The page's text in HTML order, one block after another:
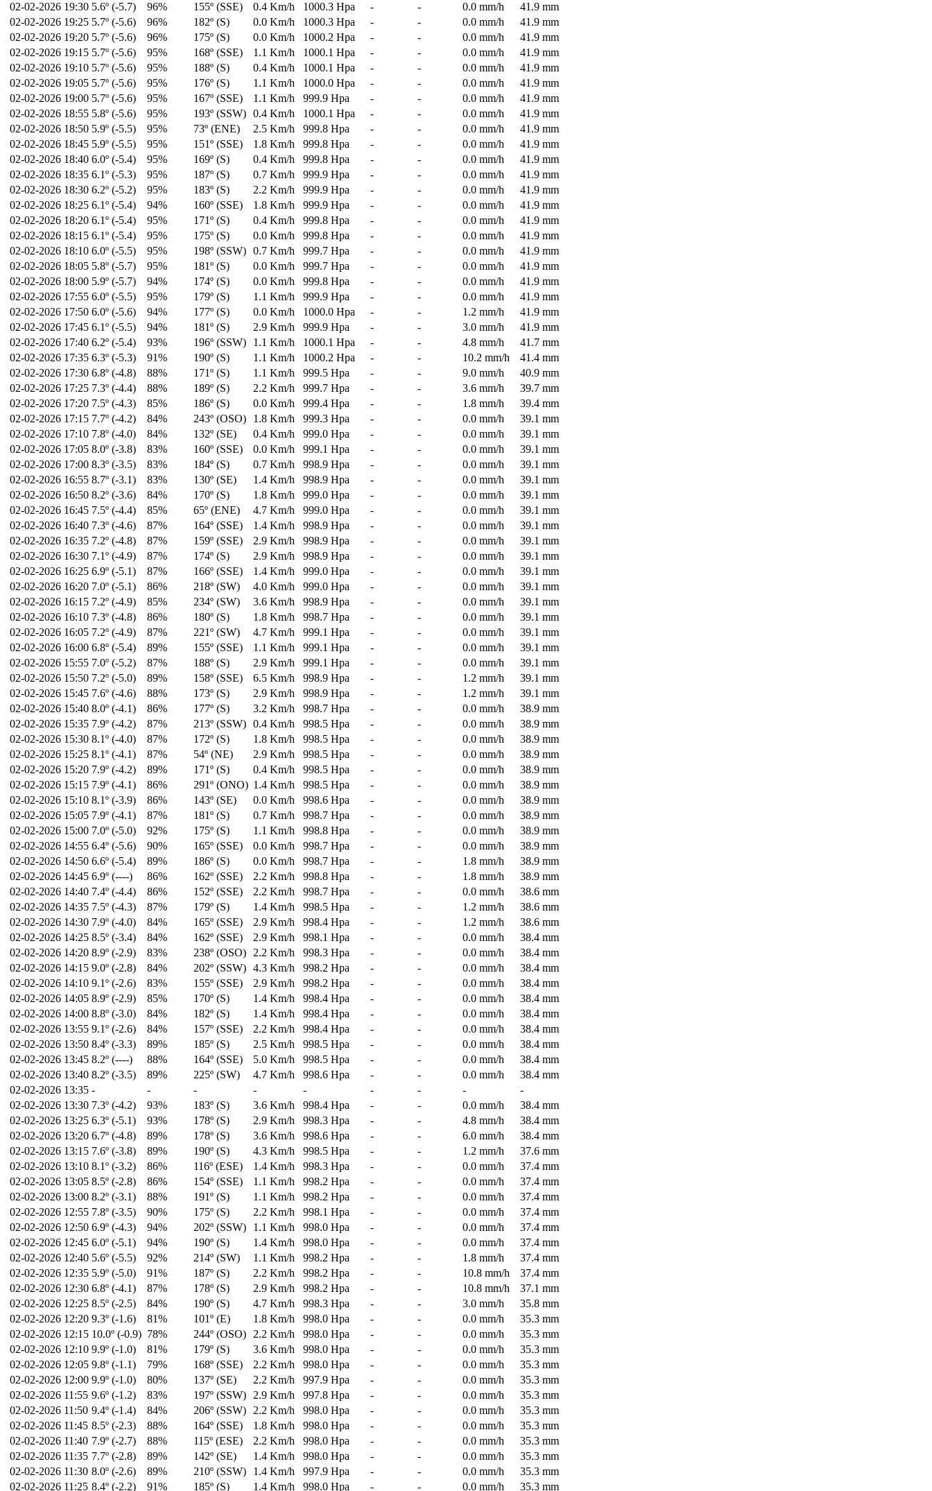
02-02-2026 19:30 5.6º (-5.7) 96% 155º (SSE) 0.4 Km/h 1000.3 Hpa - - 0.0 mm/h
41.9 mm
02-02-2026 19:25 5.7º (-5.6) 96% 182º (S) 0.0 Km/h 1000.3 Hpa - - 0.0 mm/h
41.9 mm
02-02-2026 19:20 5.7º (-5.6) 96% 175º (S) 0.0 Km/h 1000.2 Hpa - - 0.0 mm/h
41.9 mm
02-02-2026 19:15 5.7º (-5.6) 95% 168º (SSE) 1.1 Km/h 1000.1 Hpa - - 0.0 mm/h
41.9 mm
02-02-2026 19:10 5.7º (-5.6) 95% 188º (S) 0.4 Km/h 1000.1 Hpa - - 0.0 mm/h
41.9 mm
02-02-2026 19:05 5.7º (-5.6) 95% 176º (S) 1.1 Km/h 1000.0 Hpa - - 0.0 mm/h
41.9 mm
02-02-2026 19:00 5.7º (-5.6) 95% 167º (SSE) 1.1 Km/h 999.9 Hpa - - 0.0 mm/h
41.9 mm
02-02-2026 18:55 5.8º (-5.6) 95% 193º (SSW) 0.4 Km/h 1000.1 Hpa - - 0.0 mm/h
41.9 mm
02-02-2026 18:50 5.9º (-5.5) 95% 73º (ENE) 2.5 Km/h 999.8 Hpa - - 0.0 mm/h
41.9 mm
02-02-2026 18:45 5.9º (-5.5) 95% 151º (SSE) 1.8 Km/h 999.8 Hpa - - 0.0 mm/h
41.9 mm
02-02-2026 18:40 6.0º (-5.4) 95% 169º (S) 0.4 Km/h 999.8 Hpa - - 0.0 mm/h
41.9 mm
02-02-2026 18:35 6.1º (-5.3) 95% 187º (S) 0.7 Km/h 999.9 Hpa - - 0.0 mm/h
41.9 mm
02-02-2026 18:30 6.2º (-5.2) 95% 183º (S) 2.2 Km/h 999.9 Hpa - - 0.0 mm/h
41.9 mm
02-02-2026 18:25 6.1º (-5.4) 94% 160º (SSE) 1.8 Km/h 999.9 Hpa - - 0.0 mm/h
41.9 mm
02-02-2026 18:20 6.1º (-5.4) 95% 171º (S) 0.4 Km/h 999.8 Hpa - - 0.0 mm/h
41.9 mm
02-02-2026 18:15 6.1º (-5.4) 95% 175º (S) 0.0 Km/h 999.8 Hpa - - 0.0 mm/h
41.9 mm
02-02-2026 18:10 6.0º (-5.5) 95% 198º (SSW) 0.7 Km/h 999.7 Hpa - - 0.0 mm/h
41.9 mm
02-02-2026 18:05 5.8º (-5.7) 95% 181º (S) 0.0 Km/h 999.7 Hpa - - 0.0 mm/h
41.9 mm
02-02-2026 18:00 5.9º (-5.7) 94% 174º (S) 0.0 Km/h 999.8 Hpa - - 0.0 mm/h
41.9 mm
02-02-2026 17:55 6.0º (-5.5) 95% 179º (S) 1.1 Km/h 999.9 Hpa - - 0.0 mm/h
41.9 mm
02-02-2026 17:50 6.0º (-5.6) 94% 177º (S) 0.0 Km/h 1000.0 Hpa - - 1.2 mm/h
41.9 mm
02-02-2026 17:45 6.1º (-5.5) 94% 181º (S) 2.9 Km/h 999.9 Hpa - - 3.0 mm/h
41.9 mm
02-02-2026 17:40 6.2º (-5.4) 93% 196º (SSW) 1.1 Km/h 1000.1 Hpa - - 4.8 mm/h
41.7 mm
02-02-2026 17:35 6.3º (-5.3) 91% 190º (S) 1.1 Km/h 1000.2 Hpa - - 10.2 mm/h
41.4 mm
02-02-2026 17:30 6.8º (-4.8) 88% 171º (S) 1.1 Km/h 999.5 Hpa - - 9.0 mm/h
40.9 mm
02-02-2026 17:25 7.3º (-4.4) 88% 189º (S) 2.2 Km/h 999.7 Hpa - - 3.6 mm/h
39.7 mm
02-02-2026 17:20 7.5º (-4.3) 85% 186º (S) 0.0 Km/h 999.4 Hpa - - 1.8 mm/h
39.4 mm
02-02-2026 17:15 7.7º (-4.2) 84% 243º (OSO) 1.8 Km/h 999.3 Hpa - - 0.0 mm/h
39.1 mm
02-02-2026 17:10 7.8º (-4.0) 84% 132º (SE) 0.4 Km/h 999.0 Hpa - - 0.0 mm/h
39.1 mm
02-02-2026 17:05 8.0º (-3.8) 83% 160º (SSE) 0.0 Km/h 999.1 Hpa - - 0.0 mm/h
39.1 mm
02-02-2026 17:00 8.3º (-3.5) 83% 184º (S) 0.7 Km/h 998.9 Hpa - - 0.0 mm/h
39.1 mm
02-02-2026 16:55 8.7º (-3.1) 83% 130º (SE) 1.4 Km/h 998.9 Hpa - - 0.0 mm/h
39.1 mm
02-02-2026 16:50 8.2º (-3.6) 84% 170º (S) 1.8 Km/h 999.0 Hpa - - 0.0 mm/h
39.1 mm
02-02-2026 16:45 7.5º (-4.4) 85% 65º (ENE) 4.7 Km/h 999.0 Hpa - - 0.0 mm/h
39.1 mm
02-02-2026 16:40 7.3º (-4.6) 87% 164º (SSE) 1.4 Km/h 998.9 Hpa - - 0.0 mm/h
39.1 mm
02-02-2026 16:35 7.2º (-4.8) 87% 159º (SSE) 2.9 Km/h 998.9 Hpa - - 0.0 mm/h
39.1 mm
02-02-2026 16:30 7.1º (-4.9) 87% 174º (S) 2.9 Km/h 998.9 Hpa - - 0.0 mm/h
39.1 mm
02-02-2026 16:25 6.9º (-5.1) 87% 166º (SSE) 1.4 Km/h 999.0 Hpa - - 0.0 mm/h
39.1 mm
02-02-2026 16:20 7.0º (-5.1) 86% 218º (SW) 4.0 Km/h 999.0 Hpa - - 0.0 mm/h
39.1 mm
02-02-2026 16:15 7.2º (-4.9) 85% 234º (SW) 3.6 Km/h 998.9 Hpa - - 0.0 mm/h
39.1 mm
02-02-2026 16:10 7.3º (-4.8) 86% 180º (S) 1.8 Km/h 998.7 Hpa - - 0.0 mm/h
39.1 mm
02-02-2026 16:05 7.2º (-4.9) 87% 221º (SW) 4.7 Km/h 999.1 Hpa - - 0.0 mm/h
39.1 mm
02-02-2026 16:00 6.8º (-5.4) 89% 155º (SSE) 1.1 Km/h 999.1 Hpa - - 0.0 mm/h
39.1 mm
02-02-2026 15:55 7.0º (-5.2) 87% 188º (S) 2.9 Km/h 999.1 Hpa - - 0.0 mm/h
39.1 mm
02-02-2026 15:50 7.2º (-5.0) 89% 158º (SSE) 6.5 Km/h 998.9 Hpa - - 1.2 mm/h
39.1 mm
02-02-2026 15:45 7.6º (-4.6) 88% 173º (S) 2.9 Km/h 998.9 Hpa - - 1.2 mm/h
39.1 mm
02-02-2026 15:40 8.0º (-4.1) 86% 177º (S) 3.2 Km/h 998.7 Hpa - - 0.0 mm/h
38.9 mm
02-02-2026 15:35 7.9º (-4.2) 87% 213º (SSW) 0.4 Km/h 998.5 Hpa - - 0.0 mm/h
38.9 mm
02-02-2026 15:30 8.1º (-4.0) 87% 172º (S) 1.8 Km/h 998.5 Hpa - - 0.0 mm/h
38.9 mm
02-02-2026 15:25 8.1º (-4.1) 87% 54º (NE) 2.9 Km/h 998.5 Hpa - - 0.0 mm/h
38.9 mm
02-02-2026 15:20 7.9º (-4.2) 89% 171º (S) 0.4 Km/h 998.5 Hpa - - 0.0 mm/h
38.9 mm
02-02-2026 15:15 7.9º (-4.1) 86% 291º (ONO) 1.4 Km/h 998.5 Hpa - - 0.0 mm/h
38.9 mm
02-02-2026 15:10 8.1º (-3.9) 86% 143º (SE) 0.0 Km/h 998.6 Hpa - - 0.0 mm/h
38.9 mm
02-02-2026 15:05 7.9º (-4.1) 87% 181º (S) 0.7 Km/h 998.7 Hpa - - 0.0 mm/h
38.9 mm
02-02-2026 15:00 7.0º (-5.0) 92% 175º (S) 1.1 Km/h 998.8 Hpa - - 0.0 mm/h
38.9 mm
02-02-2026 14:55 6.4º (-5.6) 90% 165º (SSE) 0.0 Km/h 998.7 Hpa - - 0.0 mm/h
38.9 mm
02-02-2026 14:50 6.6º (-5.4) 89% 186º (S) 0.0 Km/h 998.7 Hpa - - 1.8 mm/h
38.9 mm
02-02-2026 14:45 6.9º (----) 86% 162º (SSE) 2.2 Km/h 998.8 Hpa - - 1.8 mm/h
38.9 mm
02-02-2026 14:40 7.4º (-4.4) 86% 152º (SSE) 2.2 Km/h 998.7 Hpa - - 0.0 mm/h
38.6 mm
02-02-2026 14:35 7.5º (-4.3) 87% 179º (S) 1.4 Km/h 998.5 Hpa - - 1.2 mm/h
38.6 mm
02-02-2026 14:30 7.9º (-4.0) 84% 165º (SSE) 2.9 Km/h 998.4 Hpa - - 1.2 mm/h
38.6 mm
02-02-2026 14:25 8.5º (-3.4) 84% 162º (SSE) 2.9 Km/h 998.1 Hpa - - 0.0 mm/h
38.4 mm
02-02-2026 14:20 8.9º (-2.9) 83% 238º (OSO) 2.2 Km/h 998.3 Hpa - - 0.0 mm/h
38.4 mm
02-02-2026 14:15 9.0º (-2.8) 84% 202º (SSW) 4.3 Km/h 998.2 Hpa - - 0.0 mm/h
38.4 mm
02-02-2026 14:10 9.1º (-2.6) 83% 155º (SSE) 2.9 Km/h 998.2 Hpa - - 0.0 mm/h
38.4 mm
02-02-2026 14:05 8.9º (-2.9) 85% 170º (S) 1.4 Km/h 998.4 Hpa - - 0.0 mm/h
38.4 mm
02-02-2026 14:00 8.8º (-3.0) 84% 182º (S) 1.4 Km/h 998.4 Hpa - - 0.0 mm/h
38.4 mm
02-02-2026 13:55 9.1º (-2.6) 84% 157º (SSE) 2.2 Km/h 998.4 Hpa - - 0.0 mm/h
38.4 mm
02-02-2026 13:50 8.4º (-3.3) 89% 185º (S) 2.5 Km/h 998.5 Hpa - - 0.0 mm/h
38.4 mm
02-02-2026 13:45 8.2º (----) 88% 164º (SSE) 5.0 Km/h 998.5 Hpa - - 0.0 mm/h
38.4 mm
02-02-2026 13:40 8.2º (-3.5) 89% 225º (SW) 4.7 Km/h 998.6 Hpa - - 0.0 mm/h
38.4 mm
02-02-2026 13:35 - - - - - - - -
-
02-02-2026 13:30 7.3º (-4.2) 93% 183º (S) 3.6 Km/h 998.4 Hpa - - 0.0 mm/h
38.4 mm
02-02-2026 13:25 6.3º (-5.1) 93% 178º (S) 2.9 Km/h 998.3 Hpa - - 4.8 mm/h
38.4 mm
02-02-2026 13:20 6.7º (-4.8) 89% 178º (S) 3.6 Km/h 998.6 Hpa - - 6.0 mm/h
38.4 mm
02-02-2026 13:15 7.6º (-3.8) 89% 190º (S) 4.3 Km/h 998.5 Hpa - - 1.2 mm/h
37.6 mm
02-02-2026 13:10 8.1º (-3.2) 86% 116º (ESE) 1.4 Km/h 998.3 Hpa - - 0.0 mm/h
37.4 mm
02-02-2026 13:05 8.5º (-2.8) 86% 154º (SSE) 1.1 Km/h 998.2 Hpa - - 0.0 mm/h
37.4 mm
02-02-2026 13:00 8.2º (-3.1) 88% 191º (S) 1.1 Km/h 998.2 Hpa - - 0.0 mm/h
37.4 mm
02-02-2026 12:55 7.8º (-3.5) 90% 175º (S) 2.2 Km/h 998.1 Hpa - - 0.0 mm/h
37.4 mm
02-02-2026 12:50 6.9º (-4.3) 94% 202º (SSW) 1.1 Km/h 998.0 Hpa - - 0.0 mm/h
37.4 mm
02-02-2026 12:45 6.0º (-5.1) 94% 190º (S) 1.4 Km/h 998.0 Hpa - - 0.0 mm/h
37.4 mm
02-02-2026 12:40 5.6º (-5.5) 92% 214º (SW) 1.1 Km/h 998.2 Hpa - - 1.8 mm/h
37.4 mm
02-02-2026 12:35 5.9º (-5.0) 91% 187º (S) 2.2 Km/h 998.2 Hpa - - 10.8 mm/h
37.4 mm
02-02-2026 12:30 6.8º (-4.1) 87% 178º (S) 2.9 Km/h 998.2 Hpa - - 10.8 mm/h
37.1 mm
02-02-2026 12:25 8.5º (-2.5) 84% 190º (S) 4.7 Km/h 998.3 Hpa - - 3.0 mm/h
35.8 mm
02-02-2026 12:20 9.3º (-1.6) 81% 101º (E) 1.8 Km/h 998.0 Hpa - - 0.0 mm/h
35.3 mm
02-02-2026 12:15 10.0º (-0.9) 78% 244º (OSO) 2.2 Km/h 998.0 Hpa - - 0.0 mm/h
35.3 mm
02-02-2026 12:10 9.9º (-1.0) 81% 179º (S) 3.6 Km/h 998.0 Hpa - - 0.0 mm/h
35.3 mm
02-02-2026 12:05 9.8º (-1.1) 79% 168º (SSE) 2.2 Km/h 998.0 Hpa - - 0.0 mm/h
35.3 mm
02-02-2026 12:00 9.9º (-1.0) 80% 137º (SE) 2.2 Km/h 997.9 Hpa - - 0.0 mm/h
35.3 mm
02-02-2026 11:55 9.6º (-1.2) 83% 197º (SSW) 2.9 Km/h 997.8 Hpa - - 0.0 mm/h
35.3 mm
02-02-2026 11:50 9.4º (-1.4) 84% 206º (SSW) 2.2 Km/h 998.0 Hpa - - 0.0 mm/h
35.3 mm
02-02-2026 11:45 8.5º (-2.3) 88% 164º (SSE) 1.8 Km/h 998.0 Hpa - - 0.0 mm/h
35.3 mm
02-02-2026 11:40 7.9º (-2.7) 88% 115º (ESE) 2.2 Km/h 998.0 Hpa - - 0.0 mm/h
35.3 mm
02-02-2026 11:35 7.7º (-2.8) 89% 142º (SE) 1.4 Km/h 998.0 Hpa - - 0.0 mm/h
35.3 mm
02-02-2026 11:30 8.0º (-2.6) 89% 210º (SSW) 1.4 Km/h 997.9 Hpa - - 0.0 mm/h
35.3 mm
02-02-2026 11:25 8.4º (-2.2) 91% 185º (S) 1.4 Km/h 998.0 Hpa - - 0.0 mm/h 35.3 mm